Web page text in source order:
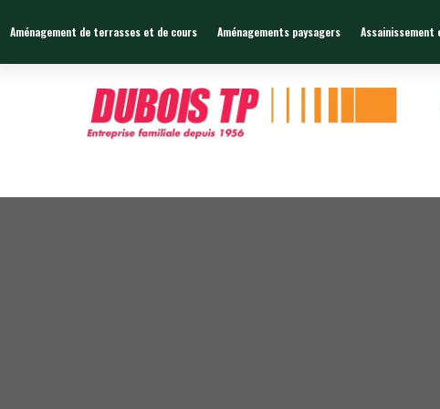
Aménagement de terrasses et de cours Aménagements paysagers Assainissement